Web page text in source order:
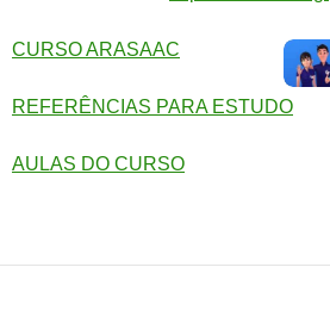
CURSO ARASAAC
REFERÊNCIAS PARA ESTUDO
AULAS DO CURSO